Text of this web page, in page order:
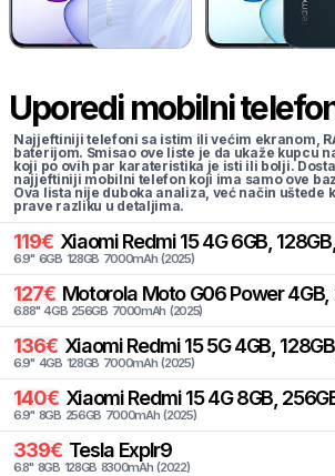
Uporedi mobilni
Najjeftiniji telefoni sa istim ili većim ekranom,
baterijom. Smisao ove liste je da ukaže kupcu
koji po ovih par karateristika je isti ili bolji.
najjeftiniji mobilni telefon koji ima samo ove
Ova lista nije duboka analiza, već način uštede
prave razliku u detaljima.
119€ Xiaomi Redmi 15 4G 6GB,
6.9" 6GB 128GB 7000mAh (2025)
127€ Motorola Moto G06 Power 4GB,
6.88" 4GB 256GB 7000mAh (2025)
136€ Xiaomi Redmi 15 5G 4GB,
6.9" 4GB 128GB 7000mAh (2025)
140€ Xiaomi Redmi 15 4G 8GB,
6.9" 8GB 256GB 7000mAh (2025)
339€ Tesla Explr9
6.8" 8GB 128GB 8300mAh (2022)